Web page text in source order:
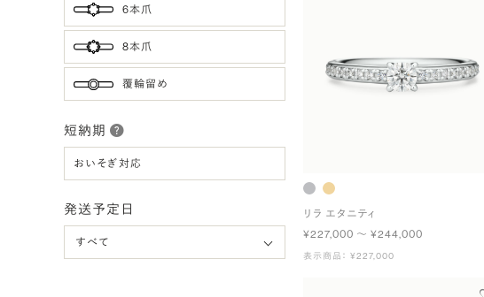
6本爪
8本爪
覆輪留め
短納期
おいそぎ対応
発送予定日
リラ エタニティ
¥227,000 〜 ¥244,000
表示商品： ¥227,000